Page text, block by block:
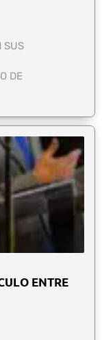
SUS
DE
ENTRE